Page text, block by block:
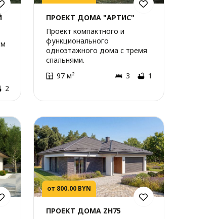
2
ПРОЕКТ ДОМА "АРТИС"
Проект компактного и
функционального
одноэтажного дома с тремя
спальнями.
97 м²
3 1
от 800.00 BYN
ПРОЕКТ ДОМА ZH75